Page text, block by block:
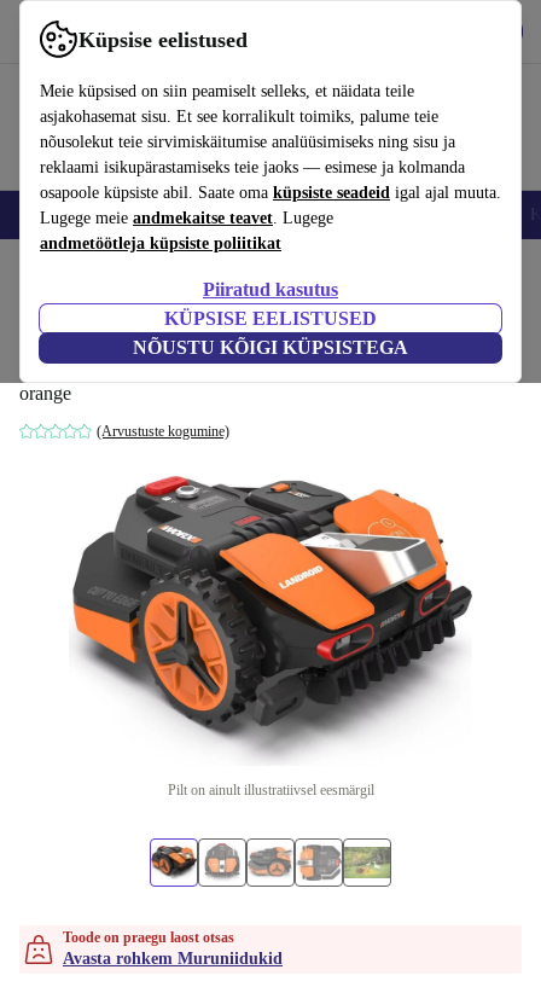
Küpsise eelistused
Meie küpsised on siin peamiselt selleks, et näidata teile
asjakohasemat sisu. Et see korralikult toimiks, palume teie
nõusolekut teie sirvimiskäitumise analüüsimiseks ning sisu ja
reklaami isikupärastamiseks teie jaoks — esimese ja kolmanda
osapoole küpsiste abil. Saate oma küpsiste seadeid igal ajal muuta.
Lugege meie andmekaitse teavet. Lugege
andmetöötleja küpsiste poliitikat
Piiratud kasutus
KÜPSISE EELISTUSED
NÕUSTU KÕIGI KÜPSISTEGA
Kasuta rakendust refurbed kiirelt ja lihtsalt
Nutitelefoni Sülearvutid Tahvelarvutid Nutikellad
Worx Landroid Vision L1600 1600 m²
muruniiduk
orange
(Arvustuste kogumine)
Pilt on ainult illustratiivsel eesmärgil
Toode on praegu laost otsas
Avasta rohkem Muruniidukid